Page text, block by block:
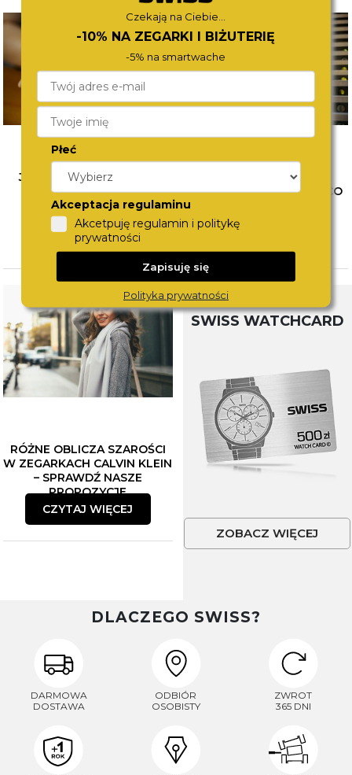
JAK ŁĄCZYĆ BIŻUTERIĘ?
POZNAJ SPOSOBY NA
MODNE STYLIZACJE
CZYTAJ WIĘCEJ
WYBÓR PIERWSZEGO
ZEGARKA DLA DZIECKA. CO
RÓŻNE OBLICZA SZAROŚCI
W ZEGARKACH CALVIN KLEIN
– SPRAWDŹ NASZE
PROPOZYCJE
CZYTAJ WIĘCEJ
SWISS WATCHCARD
ZOBACZ WIĘCEJ
DLACZEGO SWISS?
DARMOWA
DOSTAWA
ODBIÓR
OSOBISTY
ZWROT
365 DNI
Czekają na Ciebie...
-10% NA ZEGARKI I BIŻUTERIĘ
-5% na smartwache
Płeć
Akceptacja regulaminu
Akcetpuję regulamin i politykę
prywatności
Zapisuję się
Polityka prywatności